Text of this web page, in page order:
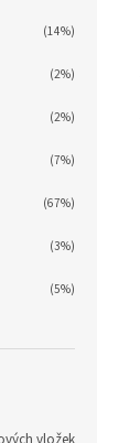
(14%)
(2%)
(2%)
(7%)
(67%)
(3%)
(5%)